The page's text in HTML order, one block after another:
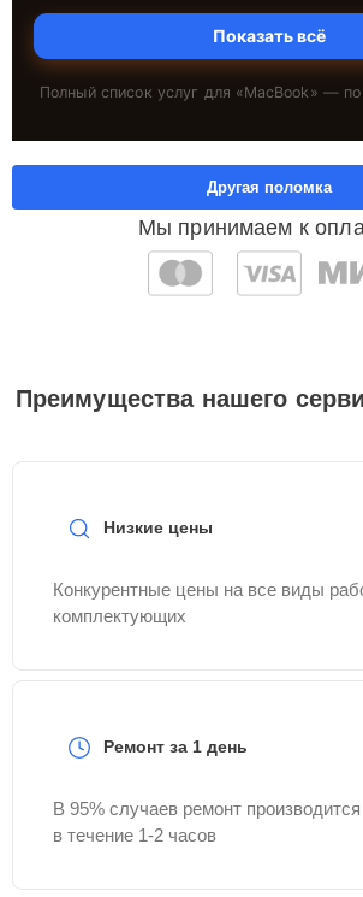
Показать всё
Полный список услуг для «MacBook » — по
Мы принимаем к
Другая поломка
Преимущества нашего
Низкие цены
Конкурентные цены на все виды
комплектующих
Ремонт за 1 день
В 95% случаев ремонт
в течение 1-2 часов